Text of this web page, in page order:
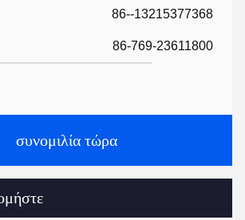
86--13215377368
86-769-23611800
συνομιλία τώρα